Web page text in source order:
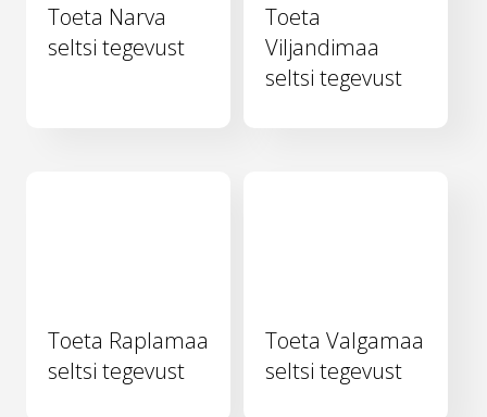
Toeta Narva
seltsi tegevust
Toeta
Viljandimaa
seltsi tegevust
Toeta Raplamaa
seltsi tegevust
Toeta Valgamaa
seltsi tegevust